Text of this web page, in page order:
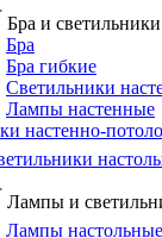
Бра и
Бра
Бра гибкие
Светильники
Лампы настенные
настенно-
Лампы и
Лампы настольные